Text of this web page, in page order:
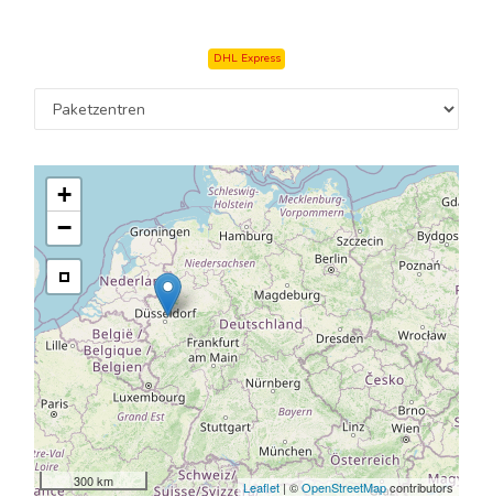
DHL Express
+
−
300 km Leaflet | ©OpenStreetMapcontributors